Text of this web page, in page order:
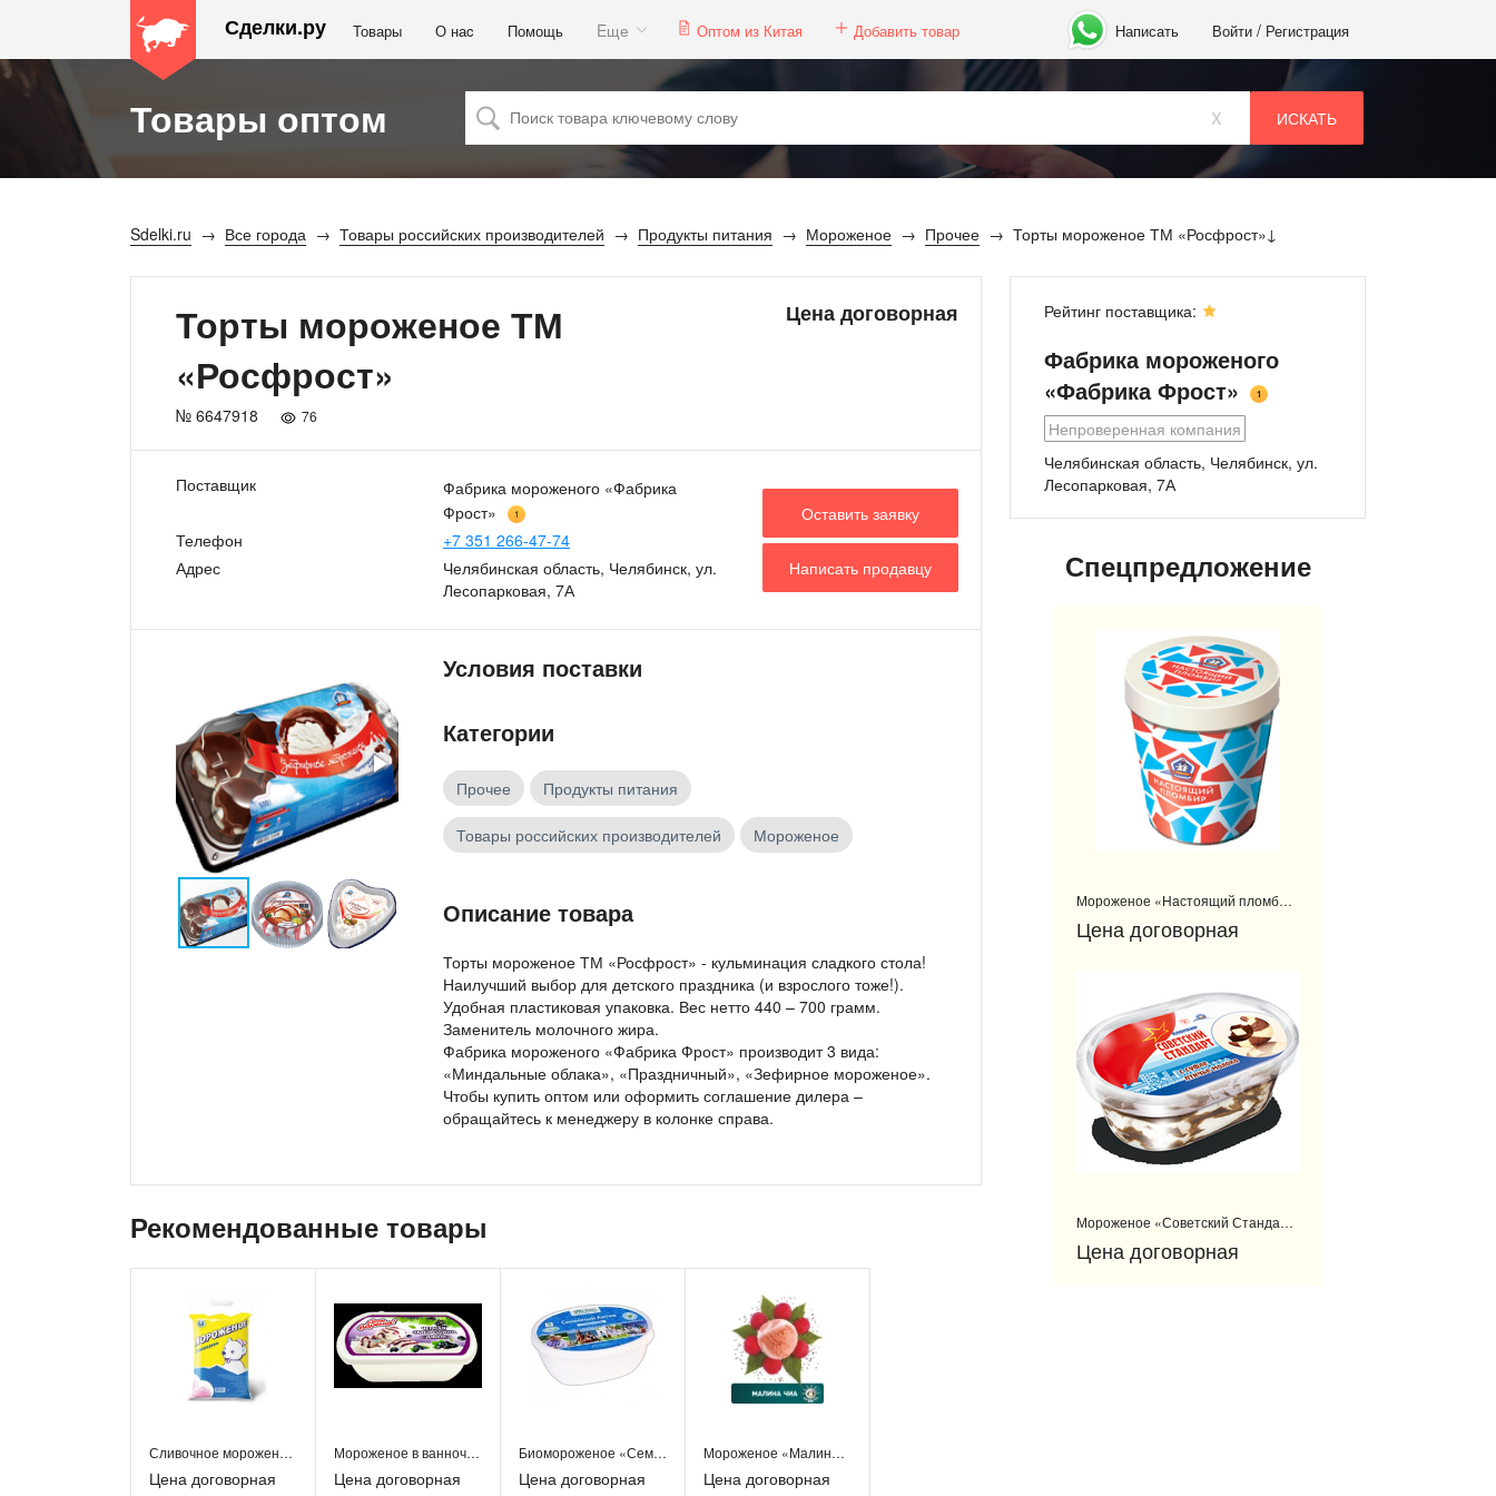
Сделки.ру Написать Войти / Регистрация
Товары О наc Помощь Eще Оптом из Китая Добавить товар
Товары оптом x
Sdelki.ru Все города Товары российских производителей Продукты питания Мороженое Прочее Торты мороженое ТМ «Росфрост»
Торты мороженое ТМ
«Росфрост»
№ 6647918 76
Цена договорная
Поставщик
Фабрика мороженого «Фабрика
Фрост»
1
Телефон
+7 351 266-47-74
Адрес
Челябинская область, Челябинск, ул.
Лесопарковая, 7А
Оставить заявку
Написать продавцу
Условия поставки
Категории
Прочее Продукты питания
Товары российских производителей Мороженое
Описание товара
Торты мороженое ТМ «Росфрост» - кульминация сладкого стола!
Наилучший выбор для детского праздника (и взрослого тоже!).
Удобная пластиковая упаковка. Вес нетто 440 – 700 грамм.
Заменитель молочного жира.
Фабрика мороженого «Фабрика Фрост» производит 3 вида:
«Миндальные облака», «Праздничный», «Зефирное мороженое».
Чтобы купить оптом или оформить соглашение дилера –
обращайтесь к менеджеру в колонке справа.
Рекомендованные товары
Сливочное мороженое 1-2 л. в пакете
Цена договорная
Мороженое в ванночках
Цена договорная
Биомороженое «Семейный актив»
Цена договорная
Мороженое «Малина Чиа»
Цена договорная
Рейтинг поставщика:
Фабрика мороженого
«Фабрика Фрост»
1
Непроверенная компания
Челябинская область, Челябинск, ул.
Лесопарковая, 7А
Спецпредложение
Мороженое «Настоящий пломбир»
Цена договорная
Мороженое «Советский Стандарт»
Цена договорная